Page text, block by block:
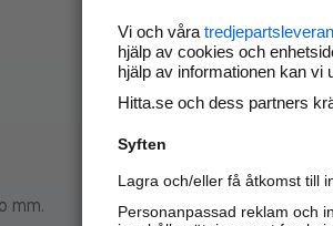
mm.
Vi och våra
hjälp av cookies och
hjälp av informationen kan vi
Hitta.se och dess partners
Syften
Lagra och/eller få åtkomst till
Personanpassad reklam och